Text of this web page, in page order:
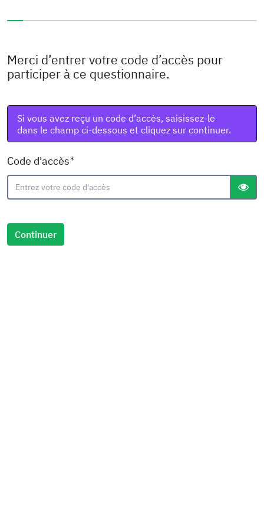
Merci d’entrer votre code d’accès pour
participer à ce questionnaire.
Si vous avez reçu un code d’accès, saisissez-le
dans le champ ci-dessous et cliquez sur continuer.
Code d'accès
Continuer